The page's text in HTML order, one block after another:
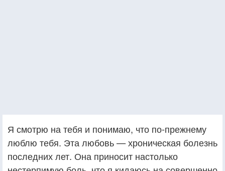
Я смотрю на тебя и понимаю, что по-прежнему
люблю тебя. Эта любовь — хроническая болезнь
последних лет. Она приносит настолько